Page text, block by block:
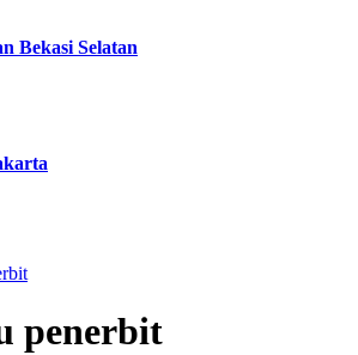
Bekasi Selatan
penerbit